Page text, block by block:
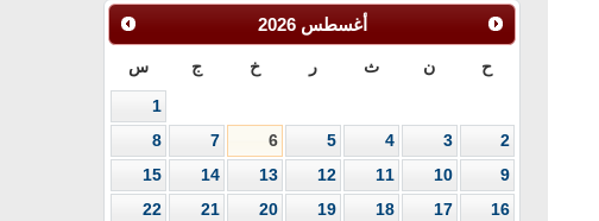
أغسطس 2026
ح ن ث ر خ ج س
1
2
3
4
5
6
7
8
9
10
11
12
13
14
15
16
17
18
19
20
21
22